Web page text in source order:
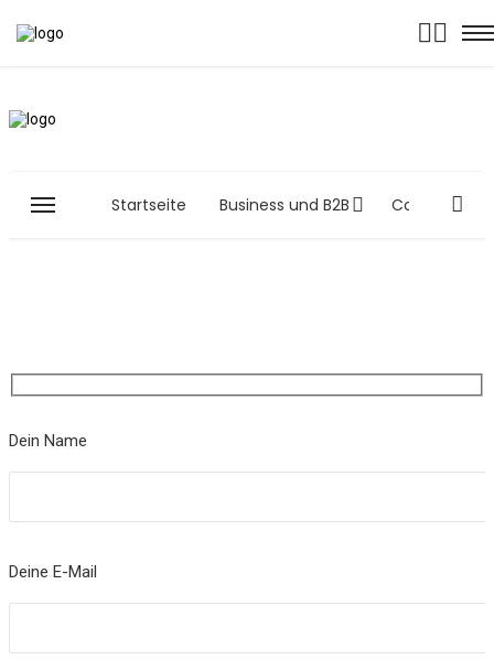
Startseite Business und B2B Computer
Dein Name
Deine E-Mail